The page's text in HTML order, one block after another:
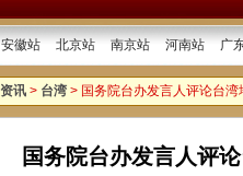
安徽站 北京站 南京站 河南站 广
资讯 > 台湾 > 国务院台办发言人评论台湾
国务院台办发言人评